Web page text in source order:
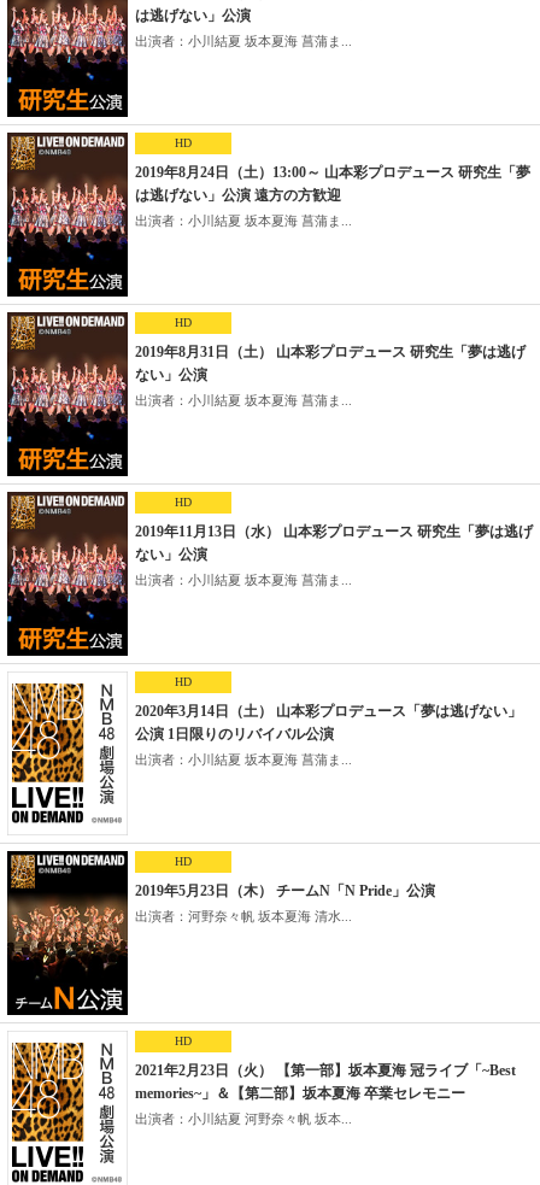
は逃げない」公演
出演者：小川結夏 坂本夏海 菖蒲ま...
HD
2019年8月24日（土）13:00～ 山本彩プロデュース 研究生「夢
は逃げない」公演 遠方の方歓迎
出演者：小川結夏 坂本夏海 菖蒲ま...
HD
2019年8月31日（土） 山本彩プロデュース 研究生「夢は逃げ
ない」公演
出演者：小川結夏 坂本夏海 菖蒲ま...
HD
2019年11月13日（水） 山本彩プロデュース 研究生「夢は逃げ
ない」公演
出演者：小川結夏 坂本夏海 菖蒲ま...
HD
2020年3月14日（土） 山本彩プロデュース「夢は逃げない」
公演 1日限りのリバイバル公演
出演者：小川結夏 坂本夏海 菖蒲ま...
HD
2019年5月23日（木） チームN「N Pride」公演
出演者：河野奈々帆 坂本夏海 清水...
HD
2021年2月23日（火） 【第一部】坂本夏海 冠ライブ「~Best
memories~」＆【第二部】坂本夏海 卒業セレモニー
出演者：小川結夏 河野奈々帆 坂本...